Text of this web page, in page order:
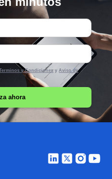
y CondicionesyAviso de